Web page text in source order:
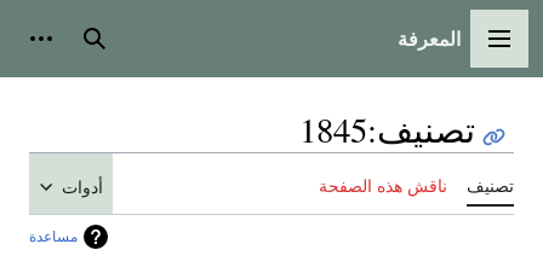
القائمة الرئيسية
المعرفة بحث
تصنيف:
1845
تصنيف ناقش هذه الصفحة أدوات
مساعدة